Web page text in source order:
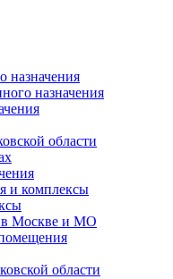
назначения
назначения
области
и комплексы
в Москве и МО
области